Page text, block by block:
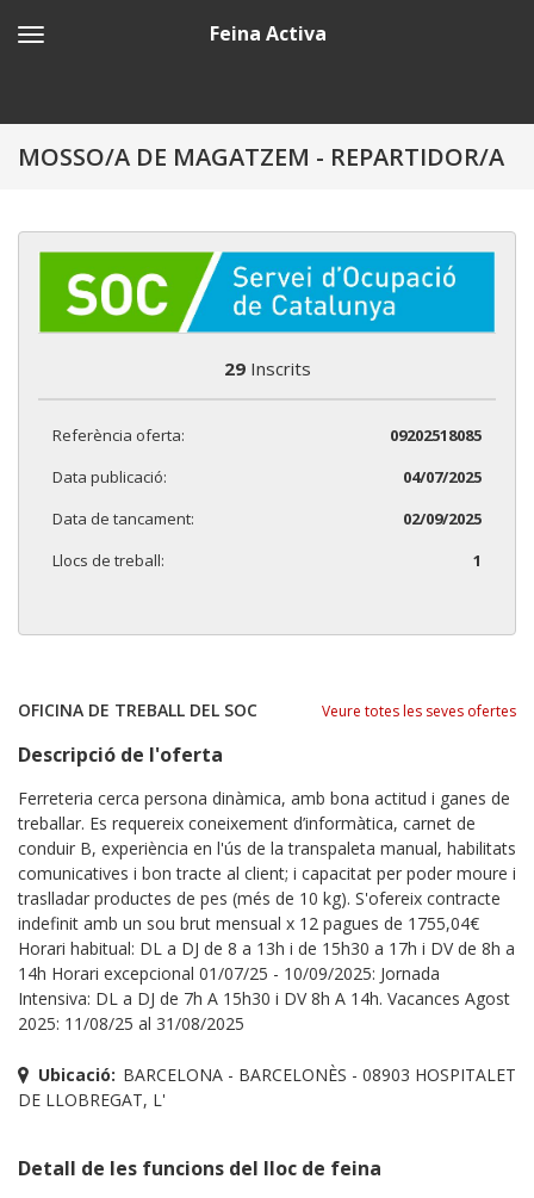
Feina Activa
MOSSO/A DE MAGATZEM - REPARTIDOR/A
29Inscrits
Referència oferta:
09202518085
Data publicació:
04/07/2025
Data de tancament:
02/09/2025
Llocs de treball:
1
OFICINA DE TREBALL DEL SOC Veure totes les seves ofertes
Descripció de l'oferta
Ferreteria cerca persona dinàmica, amb bona actitud i ganes de
treballar. Es requereix coneixement d’informàtica, carnet de
conduir B, experiència en l'ús de la transpaleta manual, habilitats
comunicatives i bon tracte al client; i capacitat per poder moure i
traslladar productes de pes (més de 10 kg). S'ofereix contracte
indefinit amb un sou brut mensual x 12 pagues de 1755,04€
Horari habitual: DL a DJ de 8 a 13h i de 15h30 a 17h i DV de 8h a
14h Horari excepcional 01/07/25 - 10/09/2025: Jornada
Intensiva: DL a DJ de 7h A 15h30 i DV 8h A 14h. Vacances Agost
2025: 11/08/25 al 31/08/2025
Ubicació: BARCELONA - BARCELONÈS - 08903 HOSPITALET
DE LLOBREGAT, L'
Detall de les funcions del lloc de feina